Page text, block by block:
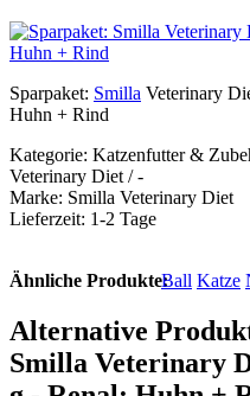
Sparpaket: Smilla Veterinary
Huhn + Rind
Kategorie: Katzenfutter &
Veterinary Diet / -
Marke: Smilla Veterinary Diet
Lieferzeit: 1-2 Tage
Ähnliche Produkte:Ball Katze
Alternative
Smilla Veterinary